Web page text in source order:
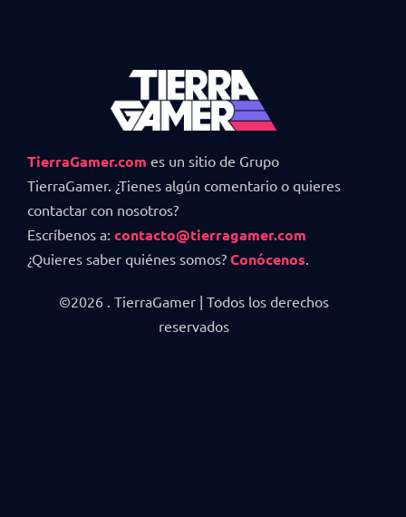
TierraGamer.com es un sitio de Grupo
TierraGamer. ¿Tienes algún comentario o quieres
contactar con nosotros?
Escríbenos a: contacto@tierragamer.com
¿Quieres saber quiénes somos? Conócenos
©2026 . TierraGamer | Todos los derechos
reservados